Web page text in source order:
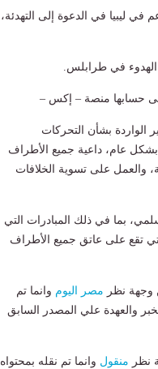
في ليبيا في الدعوة إلى التهدئة،
الهدوء في طرابلس.
على حسابها منصة – إكس –
الواردة بشأن التحركات
عام، داعية جميع الأطراف
والعمل على تسوية الخلافات
بما في ذلك المبادرات التي
تقع على عاتق جميع الأطراف
وجهة نظر مصر اليوم وانما تم
والعهدة علي المصدر السابق
نظر منقول وانما تم نقله بمحتواه